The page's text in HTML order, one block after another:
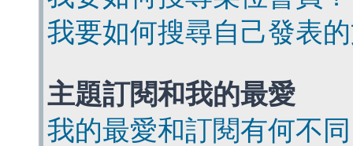
我要如何搜尋自己發表
主題訂閱和我的最愛
我的最愛和訂閱有何不